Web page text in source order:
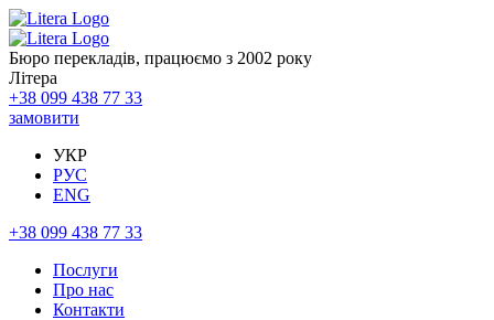
Бюро перекладів, працюємо з 2002 року
Літера
+38 099 438 77 33
замовити
УКР
РУС
ENG
+38 099 438 77 33
Послуги
Про нас
Контакти